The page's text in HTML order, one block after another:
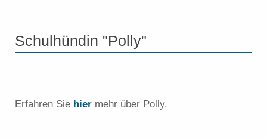
Schulhündin "Polly"
Erfahren Sie hier mehr über Polly.